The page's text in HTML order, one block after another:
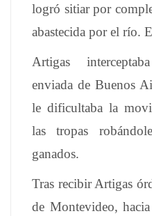
logró sitiar por
abastecida por el río.
Artigas
enviada de Buenos
le dificultaba la
las tropas
ganados.
Tras recibir Artigas
de Montevideo,